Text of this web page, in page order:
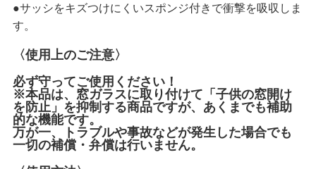
●サッシをキズつけにくいスポンジ付きで衝撃を吸収しま
す。
〈使用上のご注意〉
必ず守ってご使用ください！
※本品は、窓ガラスに取り付けて「子供の窓開け
を防止」を抑制する商品ですが、あくまでも補助
的な機能です。
万が一、トラブルや事故などが発生した場合でも
一切の補償・弁償は行いません。